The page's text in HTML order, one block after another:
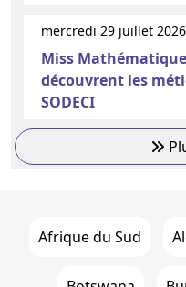
mercredi 29 juillet 2026
Miss
découvrent les
SODECI
Afrique du Sud